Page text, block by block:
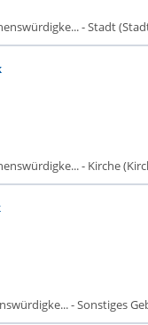
- Stadt
- Kirche
- Sonstiges